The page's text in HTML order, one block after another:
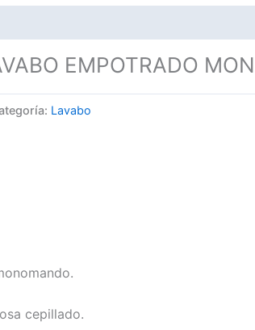
EMPOTRADO
Lavabo
cepillado.